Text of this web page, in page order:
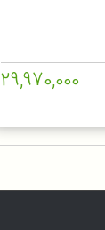
29,970,000